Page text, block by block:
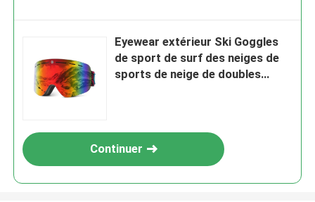
Eyewear extérieur Ski Goggles
de sport de surf des neiges de
sports de neige de doubles
Continuer